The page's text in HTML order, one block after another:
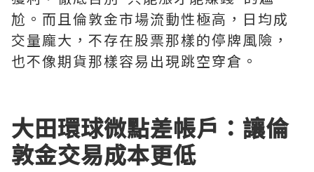
尬。而且倫敦金市場流動性極高，日均成
交量龐大，不存在股票那樣的停牌風險，
也不像期貨那樣容易出現跳空穿倉。
大田環球微點差帳戶：讓倫
敦金交易成本更低